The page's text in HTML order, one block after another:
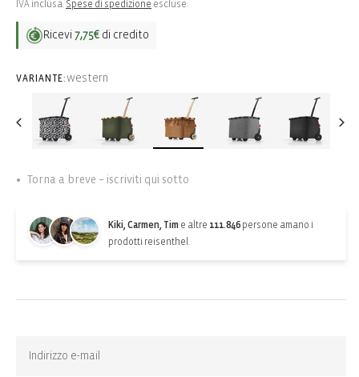
listino
IVA inclusa. Spese di spedizione escluse.
Ricevi 7,75€ di credito
VARIANTE: western
Torna a breve – iscriviti qui sotto
Kiki, Carmen, Tim e altre 111.846 persone amano i
prodotti reisenthel.